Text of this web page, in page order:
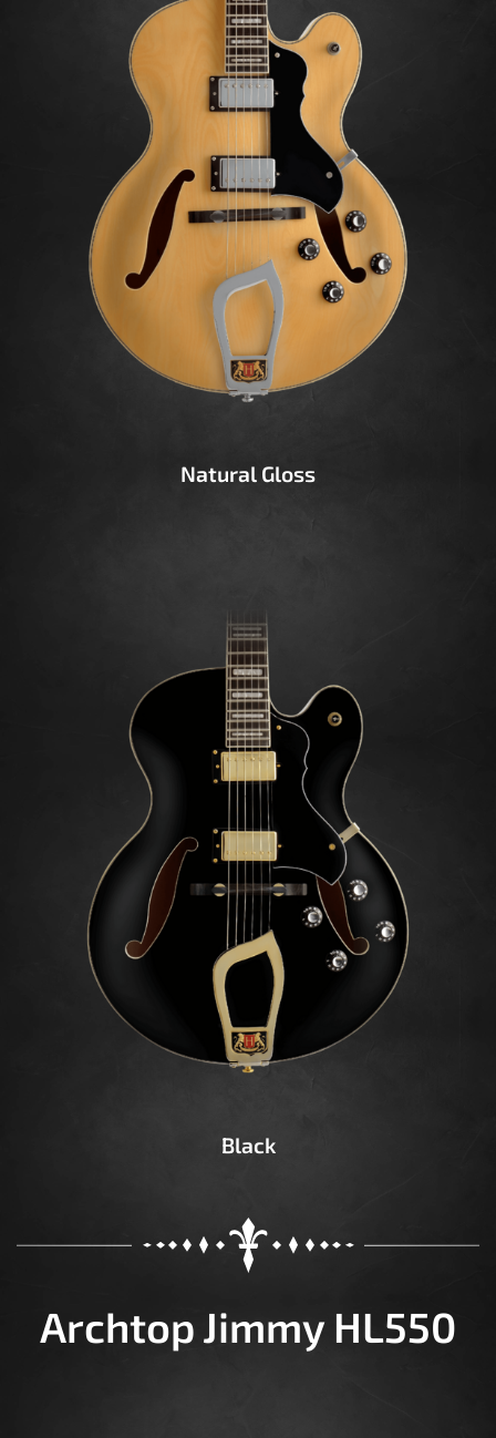
Natural Gloss
Black
Archtop Jimmy HL550